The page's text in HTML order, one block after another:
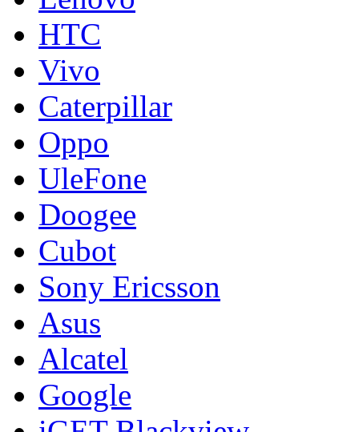
HTC
Vivo
Caterpillar
Oppo
UleFone
Doogee
Cubot
Sony Ericsson
Asus
Alcatel
Google